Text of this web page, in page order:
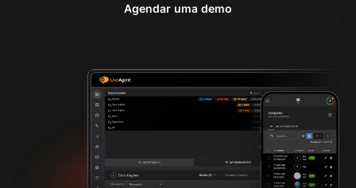
Agendar uma demo